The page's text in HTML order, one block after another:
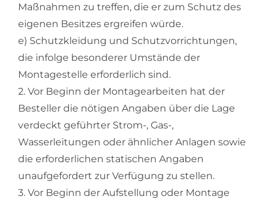
Maßnahmen zu treffen, die er zum Schutz des
eigenen Besitzes ergreifen würde.
e) Schutzkleidung und Schutzvorrichtungen,
die infolge besonderer Umstände der
Montagestelle erforderlich sind.
2. Vor Beginn der Montagearbeiten hat der
Besteller die nötigen Angaben über die Lage
verdeckt geführter Strom-, Gas-,
Wasserleitungen oder ähnlicher Anlagen sowie
die erforderlichen statischen Angaben
unaufgefordert zur Verfügung zu stellen.
3. Vor Beginn der Aufstellung oder Montage